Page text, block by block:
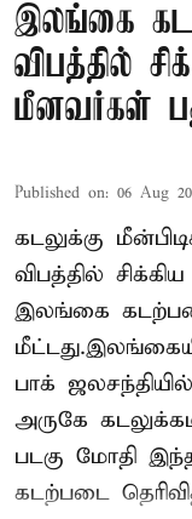
இலங்கை
விபத்தில்
மீனவர்கள்
Published on: 06 Aug
கடலுக்கு
விபத்தில்
இலங்கை
பாக்
அருகே
படகு மோதி
கடற்படை